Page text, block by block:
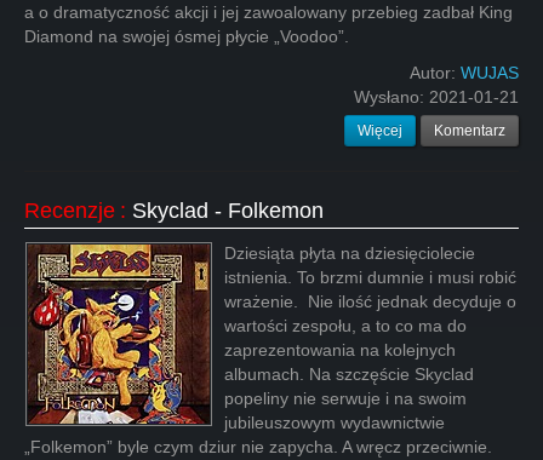
a o dramatyczność akcji i jej zawoalowany przebieg zadbał King
Diamond na swojej ósmej płycie „Voodoo”.
Autor: WUJAS
Wysłano: 2021-01-21
Więcej Komentarz
Recenzje : Skyclad - Folkemon
Dziesiąta płyta na dziesięciolecie
istnienia. To brzmi dumnie i musi robić
wrażenie. Nie ilość jednak decyduje o
wartości zespołu, a to co ma do
zaprezentowania na kolejnych
albumach. Na szczęście Skyclad
popeliny nie serwuje i na swoim
jubileuszowym wydawnictwie
„Folkemon” byle czym dziur nie zapycha. A wręcz przeciwnie.